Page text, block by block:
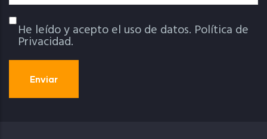
Política De Privacidad
He leído y acepto el uso de datos. Política de
Privacidad.